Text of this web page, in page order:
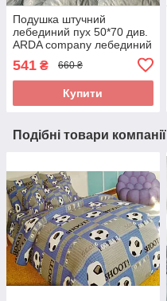
Подушка штучний
лебединий пух 50*70 див.
ARDA company лебединий
пух. Чохол 100% бавовна
541 ₴ 660 ₴
Купити
Подібні товари компанії